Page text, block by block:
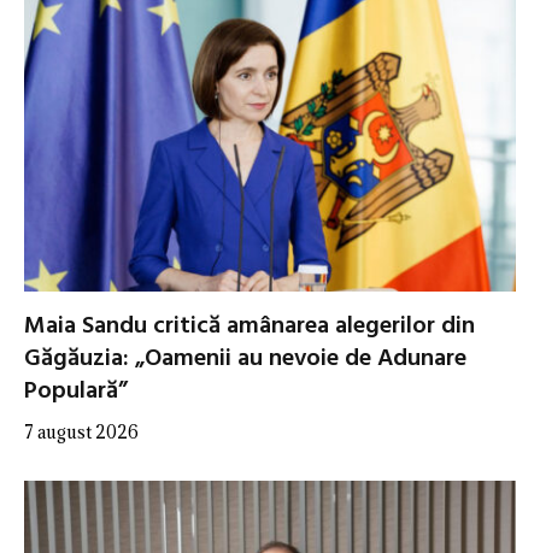
Maia Sandu critică amânarea alegerilor din
Găgăuzia: „Oamenii au nevoie de Adunare
Populară”
7 august 2026